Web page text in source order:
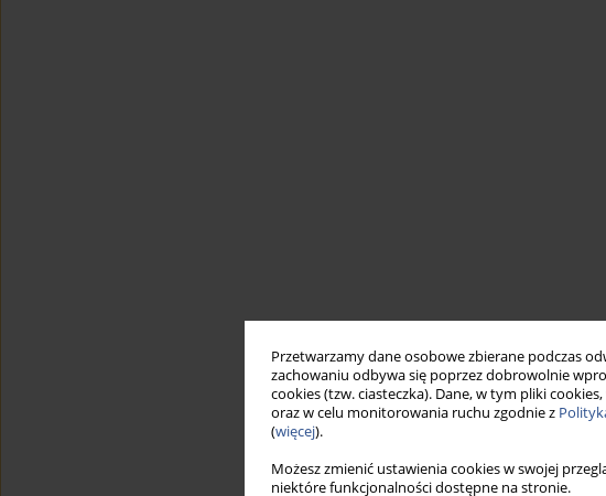
Przetwarzamy dane osobowe zbierane podczas
zachowaniu odbywa się poprzez dobrowolnie
cookies (tzw. ciasteczka). Dane, w tym pliki
oraz w celu monitorowania ruchu zgodnie z
(więcej).
Możesz zmienić ustawienia cookies w swojej
niektóre funkcjonalności dostępne na stronie.